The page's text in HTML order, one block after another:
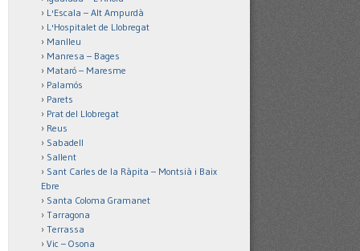
L'Escala – Alt Ampurdà
L'Hospitalet de Llobregat
Manlleu
Manresa – Bages
Mataró – Maresme
Palamós
Parets
Prat del Llobregat
Reus
Sabadell
Sallent
Sant Carles de la Ràpita – Montsià i Baix
Ebre
Santa Coloma Gramanet
Tarragona
Terrassa
Vic – Osona